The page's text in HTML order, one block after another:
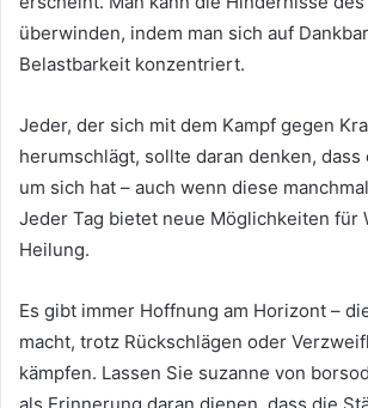
überwinden, indem man sich auf
Belastbarkeit konzentriert.
Jeder, der sich mit dem Kampf gegen
herumschlägt, sollte daran denken, dass
um sich hat – auch wenn diese
Jeder Tag bietet neue Möglichkeiten für
Heilung.
Es gibt immer Hoffnung am Horizont –
macht, trotz Rückschlägen oder
kämpfen. Lassen Sie suzanne von